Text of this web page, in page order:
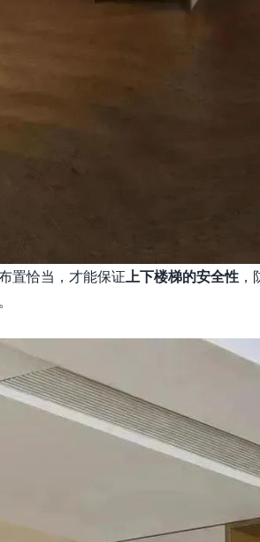
置恰当，才能保证 上下楼梯的安全性